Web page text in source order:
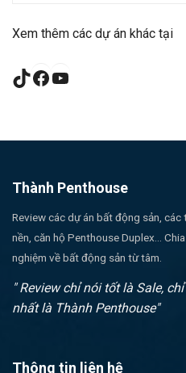
Xem thêm các dự án khác tại
TikTok
Facebook
Thành Penthouse
Review các dự án bất động sản,
nền, căn hộ Penthouse Duplex...
nghiệm về bất động sản từ tâm.
" Review chỉ nói tốt là Sale,
nhất là Thành Penthouse"
Thông tin liên hệ